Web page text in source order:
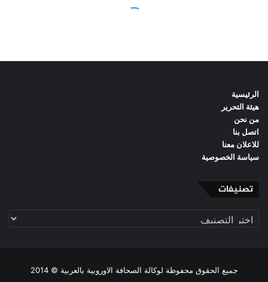
الرئيسية
هيئة التحرير
من نحن
اتصل بنا
للاعلان معنا
سياسة الخصوصية
تصنيفات
تصنيفات
جميع الحقوق محفوظة لوكالة الصحافة الاوروبية بالعربية © 2014